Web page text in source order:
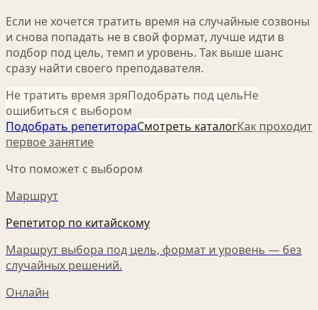
Если не хочется тратить время на случайные созвоны
и снова попадать не в свой формат, лучше идти в
подбор под цель, темп и уровень. Так выше шанс
сразу найти своего преподавателя.
Не тратить время зряПодобрать под цельНе
ошибиться с выбором
Подобрать репетитораСмотреть каталогКак проходит
первое занятие
Что поможет с выбором
Маршрут
Репетитор по китайскому
Маршрут выбора под цель, формат и уровень — без
случайных решений.
Онлайн